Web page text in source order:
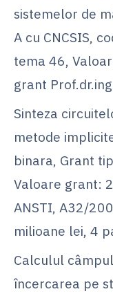
sistemelor de
A cu CNCSIS,
tema 46,
grant
Sinteza
metode
binara, Grant
Valoare grant:
ANSTI, A32/
milioane lei, 4
Calculul
încercarea pe